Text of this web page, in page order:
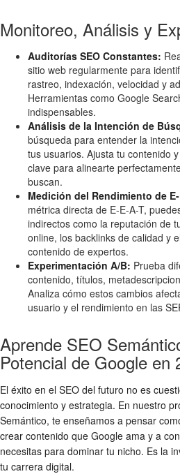
Monitoreo, Análisis y
Auditorías SEO Constantes:
sitio web regularmente para
rastreo, indexación, velocidad y
Herramientas como Google
indispensables.
Análisis de la Intención de
búsqueda para entender la
tus usuarios. Ajusta tu contenido
clave para alinearte
buscan.
Medición del Rendimiento de E-
métrica directa de E-E-A-T,
indirectos como la reputación de
online, los backlinks de calidad y
contenido de expertos.
Experimentación A/B: Prueba
contenido, títulos,
Analiza cómo estos cambios
usuario y el rendimiento en las
Aprende SEO
Potencial de Google en
El éxito en el SEO del futuro no es
conocimiento y estrategia. En nuestro
Semántico, te enseñamos a pensar
crear contenido que Google ama y a
necesitas para dominar tu nicho. Es la
tu carrera digital.